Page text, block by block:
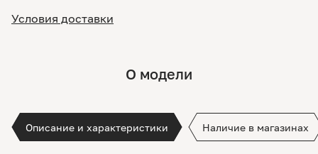
Условия доставки
О модели
Описание и характеристики Наличие в магазинах